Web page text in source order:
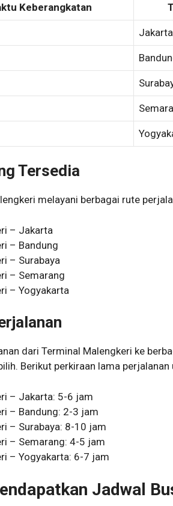
Keberangkatan
Jakarta
Tersedia
melayani berbagai rute
– Jakarta
– Bandung
– Surabaya
– Semarang
– Yogyakarta
dari Terminal Malengkeri ke
Berikut perkiraan lama perjalanan
– Jakarta: 5-6 jam
– Bandung: 2-3 jam
– Surabaya: 8-10 jam
– Semarang: 4-5 jam
– Yogyakarta: 6-7 jam
Jadwal